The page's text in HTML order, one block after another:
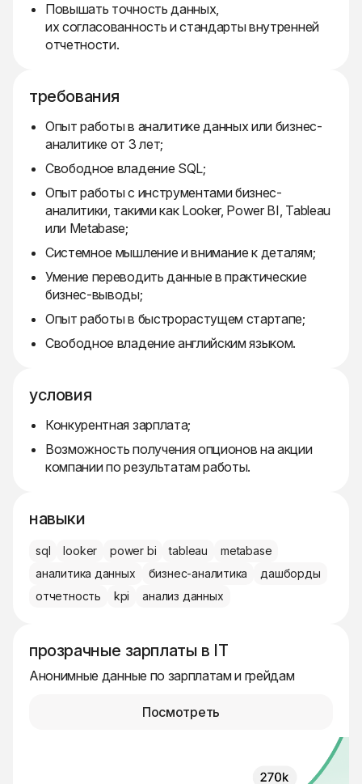
Повышать точность данных,
их согласованность и стандарты внутренней
отчетности.
требования
Опыт работы в аналитике данных или бизнес-
аналитике от 3 лет;
Свободное владение SQL;
Опыт работы с инструментами бизнес-
аналитики, такими как Looker, Power BI, Tableau
или Metabase;
Системное мышление и внимание к деталям;
Умение переводить данные в практические
бизнес-выводы;
Опыт работы в быстрорастущем стартапе;
Свободное владение английским языком.
условия
Конкурентная зарплата;
Возможность получения опционов на акции
компании по результатам работы.
навыки
sql looker power bi tableau
metabase
аналитика данных
бизнес-аналитика
дашборды
отчетность
kpi анализ данных
прозрачные зарплаты в IT
Анонимные данные по зарплатам и грейдам
Посмотреть